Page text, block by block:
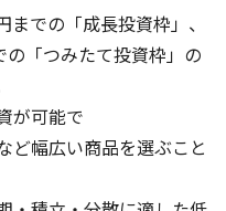
での「成長投資枠」、
「つみたて投資枠」の
が可能で
ど幅広い商品を選ぶこと